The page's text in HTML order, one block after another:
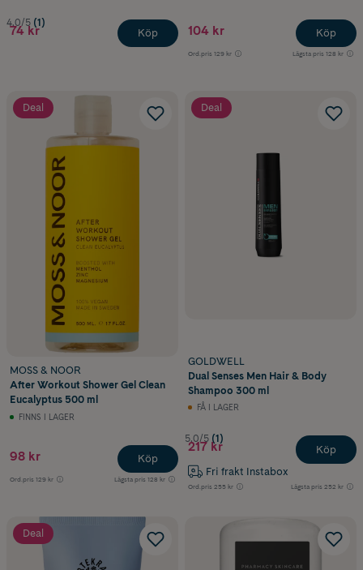
4.0/5 (1)
74 kr Köp 104 kr
Ord.pris 129 kr Lägsta pris 128 kr
Köp
Deal
MOSS & NOOR
After Workout Shower Gel Clean
Eucalyptus 500 ml
FINNS I LAGER
98 kr
Ord.pris 129 kr Lägsta pris 128 kr
Köp
Deal
GOLDWELL
Dual Senses Men Hair & Body
Shampoo 300 ml
FÅ I LAGER
5.0/5 (1)
217 kr
Fri frakt Instabox
Ord.pris 255 kr Lägsta pris 252 kr
Köp
Deal